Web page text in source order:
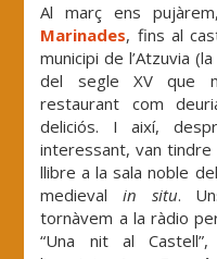
Al març ens
Marinades, fins al
municipi de l’Atzuvia
del segle XV que
restaurant com
deliciós. I així,
interessant, van
llibre a la sala noble
medievalin situ.
tornàvem a la ràdio
“Una nit al